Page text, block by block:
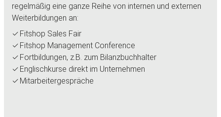
regelmäßig eine ganze Reihe von internen und externen
Weiterbildungen an:
Fitshop Sales Fair
Fitshop Management Conference
Fortbildungen, z.B. zum Bilanzbuchhalter
Englischkurse direkt im Unternehmen
Mitarbeitergespräche